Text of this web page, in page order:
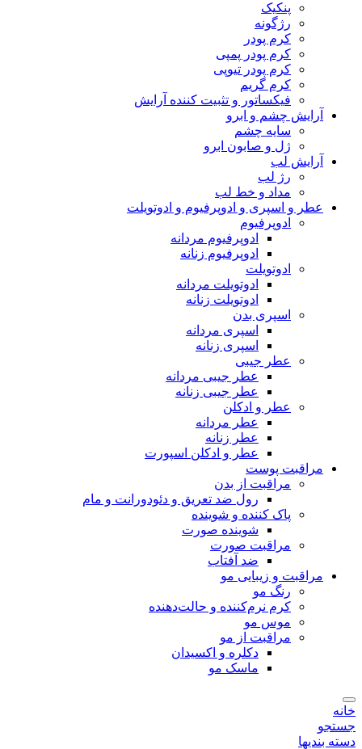
پنکیک
رژگونه
کرم پودر
کرم پودر پمپی
کرم پودر تیوپی
کرم گریم
فیکساتور و تثبیت کننده آرایش
آرایش چشم و ابرو
سایه چشم
ژل و صابون ابرو
آرایش لب
رژ لب
مداد و خط لب
عطر و اسپری و ادوپرفیوم و ادوتویلت
ادوپرفیوم
ادوپرفیوم مردانه
ادوپرفیوم زنانه
ادوتویلت
ادوتویلت مردانه
ادوتویلت زنانه
اسپری بدن
اسپری مردانه
اسپری زنانه
عطر جیبی
عطر جیبی مردانه
عطر جیبی زنانه
عطر و ادکلن
عطر مردانه
عطر زنانه
عطر و ادکلن اسپورت
مراقبت پوست
مراقبت از بدن
رول ضد تعریق و دئودورانت و مام
پاک کننده و شوینده
شوینده صورت
مراقبت صورت
ضد آفتاب
مراقبت و زیبایی مو
رنگ مو
کرم نرم‌کننده و حالت‌دهنده
موس مو
مراقبت از مو
دکلره و اکسیدان
ماسک مو
خانه
جستجو
دسته بندیها